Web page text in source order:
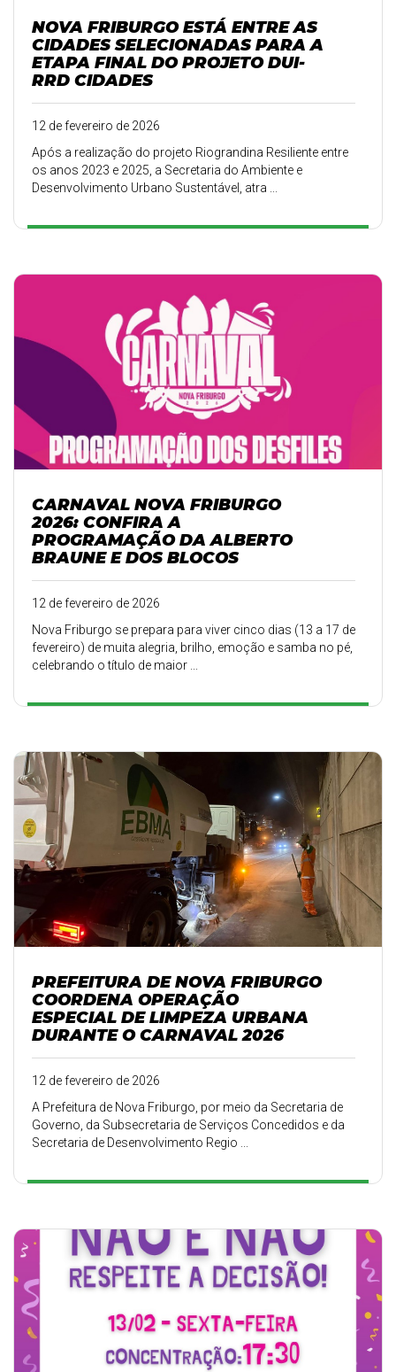
NOVA FRIBURGO ESTÁ ENTRE AS
CIDADES SELECIONADAS PARA A
ETAPA FINAL DO PROJETO DUI-
RRD CIDADES
12 de fevereiro de 2026
Após a realização do projeto Riograndina Resiliente entre
os anos 2023 e 2025, a Secretaria do Ambiente e
Desenvolvimento Urbano Sustentável, atra ...
CARNAVAL NOVA FRIBURGO
2026: CONFIRA A
PROGRAMAÇÃO DA ALBERTO
BRAUNE E DOS BLOCOS
12 de fevereiro de 2026
Nova Friburgo se prepara para viver cinco dias (13 a 17 de
fevereiro) de muita alegria, brilho, emoção e samba no pé,
celebrando o título de maior ...
PREFEITURA DE NOVA FRIBURGO
COORDENA OPERAÇÃO
ESPECIAL DE LIMPEZA URBANA
DURANTE O CARNAVAL 2026
12 de fevereiro de 2026
A Prefeitura de Nova Friburgo, por meio da Secretaria de
Governo, da Subsecretaria de Serviços Concedidos e da
Secretaria de Desenvolvimento Regio ...